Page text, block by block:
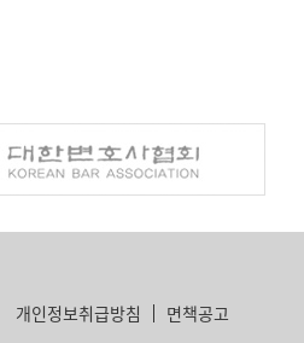
개인정보취급방침 면책공고